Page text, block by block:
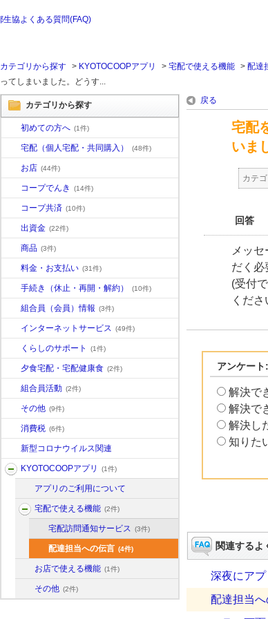
カテゴリから探す > KYOTOCOOPアプリ > 宅配で使える機能 > 配達
ってしまいました。どうす...
カテゴリから探す
初めての方へ (1件)
宅配（個人宅配・共同購入） (48件)
お店 (44件)
コープでんき (14件)
コープ共済 (10件)
出資金 (22件)
商品 (3件)
料金・お支払い (31件)
手続き（休止・再開・解約） (10件)
組合員（会員）情報 (3件)
インターネットサービス (49件)
くらしのサポート (1件)
夕食宅配・宅配健康食 (2件)
組合員活動 (2件)
その他 (9件)
消費税 (6件)
新型コロナウイルス関連
KYOTOCOOPアプリ (1件)
アプリのご利用について
宅配で使える機能 (2件)
宅配訪問通知サービス (3件)
配達担当への伝言 (4件)
お店で使える機能 (1件)
その他 (2件)
戻る
宅配
いま
カテ
回答
メッ
だく必
(受付
くださ
アンケー
解決で
解決で
解決し
知りた
関連するよ
深夜にア
配達担当へ